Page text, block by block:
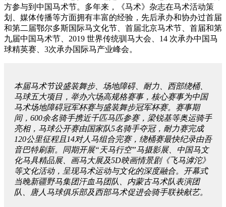
方参与到中国马术节。多年来，《马术》杂志在马术活动策
划、媒体传播等方面拥有丰富的经验，先后承办和协办过首届
和第二届鄂尔多斯国际马文化节、首届北京马术节、首届和第
九届中国马术节、2019 世界传统驯马大会、14 次承办中国马
球精英赛、3次承办国际马产业峰会。
本届马术节设盛装舞步、场地障碍、耐力、西部绕桶、
马球五大项目，举办六场高规格赛事，核心赛事为中国
马术场地障碍冠军杯赛与盛装舞步冠军杯赛。赛事期
间，600余名骑手携近千匹马匹参赛，梁锐基等奥运骑手
亮相，马球公开赛由国家队5名骑手夺冠，耐力赛完成
120公里征程且14对人马组合完赛，绕桶赛最快纪录由吾
音巴特刷新。同期开展“天马行空”马摄影展、中国马文
化马具精品展、画马大展及5D映画情景剧《飞马滹沱》
等文化活动，呈现马术运动与文化的深度融合。开幕式
当晚新疆野马集团汗血马团队、内蒙古马术队表演团
队、唐人马球俱乐部及西部马术促进会骑手联袂献艺。